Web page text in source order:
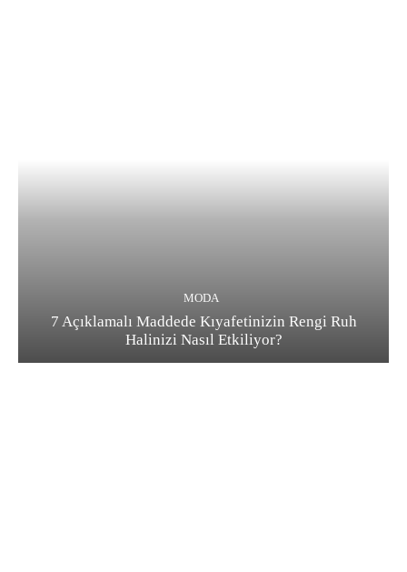
MODA
7 Açıklamalı Maddede Kıyafetinizin Rengi Ruh
Halinizi Nasıl Etkiliyor?